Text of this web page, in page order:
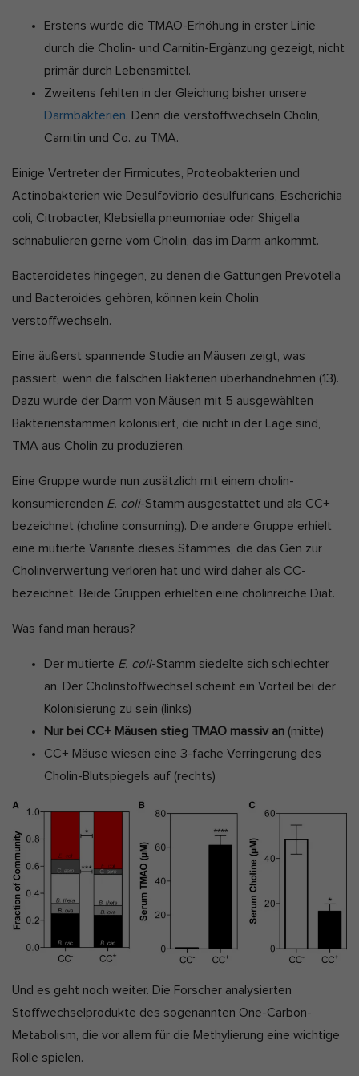
Erstens wurde die TMAO-Erhöhung in erster Linie
durch die Cholin- und Carnitin-Ergänzung gezeigt, nicht
primär durch Lebensmittel.
Zweitens fehlten in der Gleichung bisher unsere
Darmbakterien. Denn die verstoffwechseln Cholin,
Carnitin und Co. zu TMA.
Einige Vertreter der Firmicutes, Proteobakterien und
Actinobakterien wie Desulfovibrio desulfuricans, Escherichia
coli, Citrobacter, Klebsiella pneumoniae oder Shigella
schnabulieren gerne vom Cholin, das im Darm ankommt.
Bacteroidetes hingegen, zu denen die Gattungen Prevotella
und Bacteroides gehören, können kein Cholin
verstoffwechseln.
Eine äußerst spannende Studie an Mäusen zeigt, was
passiert, wenn die falschen Bakterien überhandnehmen (13).
Dazu wurde der Darm von Mäusen mit 5 ausgewählten
Bakterienstämmen kolonisiert, die nicht in der Lage sind,
TMA aus Cholin zu produzieren.
Eine Gruppe wurde nun zusätzlich mit einem cholin-
konsumierenden E. coli-Stamm ausgestattet und als CC+
bezeichnet (choline consuming). Die andere Gruppe erhielt
eine mutierte Variante dieses Stammes, die das Gen zur
Cholinverwertung verloren hat und wird daher als CC-
bezeichnet. Beide Gruppen erhielten eine cholinreiche Diät.
Was fand man heraus?
Der mutierte E. coli-Stamm siedelte sich schlechter
an. Der Cholinstoffwechsel scheint ein Vorteil bei der
Kolonisierung zu sein (links)
Nur bei CC+ Mäusen stieg TMAO massiv an (mitte)
CC+ Mäuse wiesen eine 3-fache Verringerung des
Cholin-Blutspiegels auf (rechts)
Und es geht noch weiter. Die Forscher analysierten
Stoffwechselprodukte des sogenannten One-Carbon-
Metabolism, die vor allem für die Methylierung eine wichtige
Rolle spielen.